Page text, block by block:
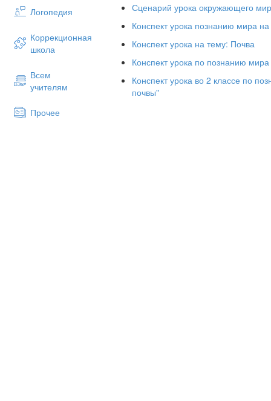
Логопедия
Коррекционная
школа
Всем
учителям
Прочее
Вопрос: Что такое почва?
Сценарий урока окружающего
Конспект урока познанию мира
Конспект урока на тему: Почва
Конспект урока по познанию
Конспект урока во 2 классе по
почвы"